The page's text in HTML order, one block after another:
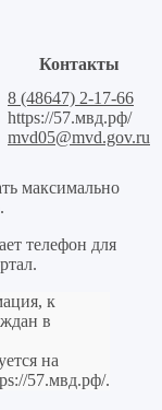
Контакты
8 (48647) 2-17-66
https://57.мвд.рф/
mvd05@mvd.gov.ru
максимально
телефон для
к
в
на
57.мвд.рф/.